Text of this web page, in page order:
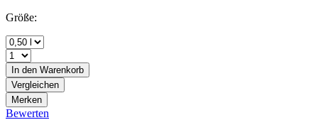
Größe:
In den Warenkorb
Vergleichen
Merken
Bewerten